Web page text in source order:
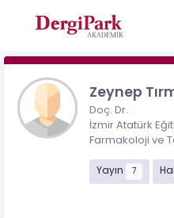
Zeynep
Doç. Dr.
İzmir Atatürk
Farmakoloji ve
Yayın 7